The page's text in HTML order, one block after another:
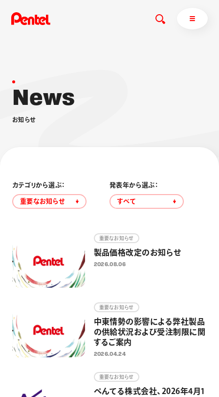
商品を探す
ブラッシュ（筆）
採用情報
運営会社
News
お知 らせ
カテゴリから選ぶ：
重要なお知らせ
発表年から選ぶ：
すべて
重要なお知らせ
製品価格改定のお知らせ
2026.08.06
重要なお知らせ
中東情勢の影響による弊社製品
の供給状況および受注制限に関
するご案内
2026.04.24
重要なお知らせ
ぺんてる株式会社、2026年4月1